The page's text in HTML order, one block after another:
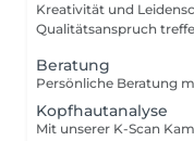
Kreativität und
Qualitätsanspruch
Beratung
Kopfhautanalyse